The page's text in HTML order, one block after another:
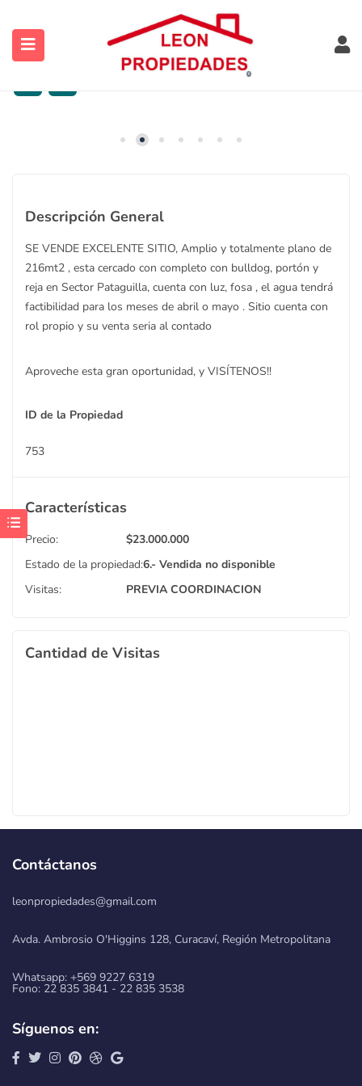
(Vendidas y Arrendadas)
(Sugerencias)
VENDIDA – EXCELENTE SITIO 216
MTS.2-SECTOR PATAGUILLA
Descripción General
SE VENDE EXCELENTE SITIO, Amplio y totalmente plano de
216mt2 , esta cercado con completo con bulldog, portón y
reja en Sector Pataguilla, cuenta con luz, fosa , el agua tendrá
factibilidad para los meses de abril o mayo . Sitio cuenta con
rol propio y su venta seria al contado
Aproveche esta gran oportunidad, y VISÍTENOS!!
ID de la Propiedad
753
Características
Precio: $23.000.000
Estado de la propiedad:6.- Vendida no disponible
Visitas:
PREVIA COORDINACION
Cantidad de Visitas
Contáctanos
leonpropiedades@gmail.com
Avda. Ambrosio O'Higgins 128, Curacaví, Región Metropolitana
Whatsapp: +569 9227 6319
Fono: 22 835 3841 - 22 835 3538
Síguenos en: